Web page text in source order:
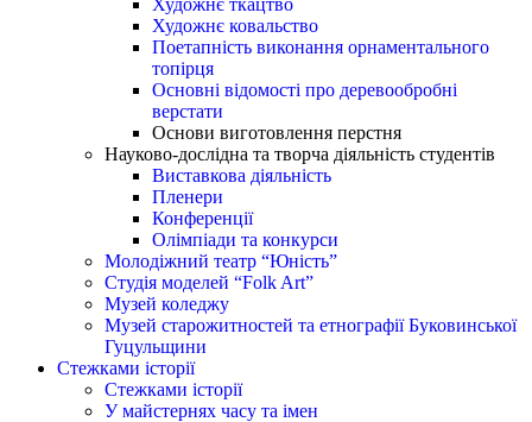
Художнє ковальство
Поетапність виконання орнаментального
топірця
Основні відомості про деревообробні
верстати
Основи виготовлення перстня
Науково-дослідна та творча діяльність студентів
Виставкова діяльність
Пленери
Конференції
Олімпіади та конкурси
Молодіжний театр “Юність”
Студія моделей “Folk Art”
Музей коледжу
Музей старожитностей та етнографії Буковинської
Гуцульщини
Стежками історії
Стежками історії
У майстернях часу та імен